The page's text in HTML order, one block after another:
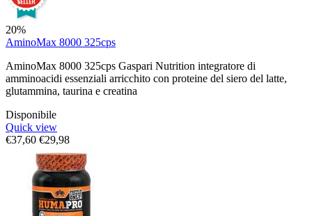
20%
AminoMax 8000 325cps
AminoMax 8000 325cps Gaspari Nutrition integratore di
amminoacidi essenziali arricchito con proteine del siero del latte,
glutammina, taurina e creatina
Disponibile
Quick view
€37,60 €29,98